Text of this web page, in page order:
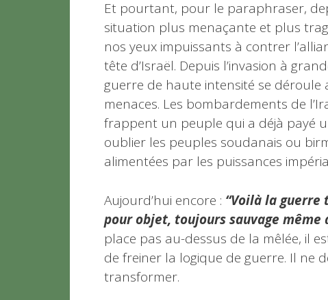
Et pourtant, pour le paraphraser,
situation plus menaçante et plus
nos yeux impuissants à contrer
tête d’Israël. Depuis l’invasion à
guerre de haute intensité se déroule
menaces. Les bombardements de
frappent un peuple qui a déjà payé
oublier les peuples soudanais ou
alimentées par les puissances
Aujourd’hui encore : “Voilà la
pour objet, toujours sauvage même
place pas au-dessus de la mêlée, il
de freiner la logique de guerre. Il ne
transformer.